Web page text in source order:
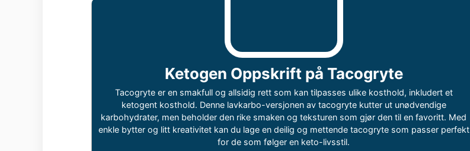
Ketogen Oppskrift på Tacogryte
Tacogryte er en smakfull og allsidig rett som kan tilpasses ulike kosthold, inkludert et
ketogent kosthold. Denne lavkarbo-versjonen av tacogryte kutter ut unødvendige
karbohydrater, men beholder den rike smaken og teksturen som gjør den til en favoritt. Med
enkle bytter og litt kreativitet kan du lage en deilig og mettende tacogryte som passer perfekt
for de som følger en keto-livsstil.